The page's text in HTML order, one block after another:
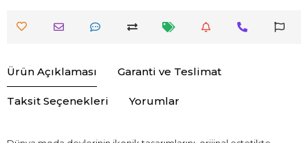
Ürün Açıklaması Garanti ve Teslimat
Taksit Seçenekleri Yorumlar